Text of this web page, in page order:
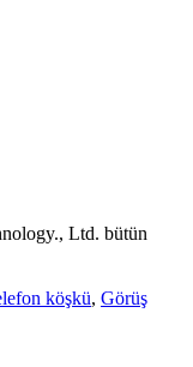
Ltd. bütün
köşkü, Görüş